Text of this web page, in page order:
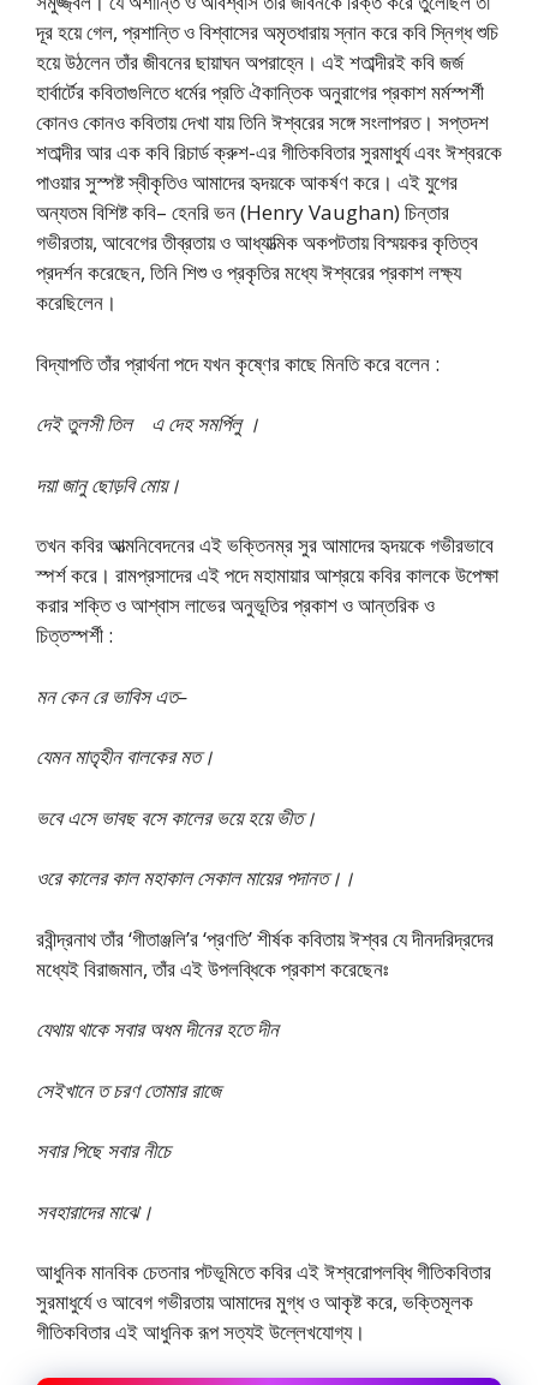
দূর হয়ে গেল, প্রশান্তি ও বিশ্বাসের অমৃতধারায় স্নান করে কবি স্নিগ্ধ শুচি
হয়ে উঠলেন তাঁর জীবনের ছায়াঘন অপরাহ্নে। এই শতাব্দীরই কবি জর্জ
হার্বার্টের কবিতাগুলিতে ধর্মের প্রতি ঐকান্তিক অনুরাগের প্রকাশ মর্মস্পর্শী
কোনও কোনও কবিতায় দেখা যায় তিনি ঈশ্বরের সঙ্গে সংলাপরত। সপ্তদশ
শতাব্দীর আর এক কবি রিচার্ড ক্রুশ-এর গীতিকবিতার সুরমাধুর্য এবং ঈশ্বরকে
পাওয়ার সুস্পষ্ট স্বীকৃতিও আমাদের হৃদয়কে আকর্ষণ করে। এই যুগের
অন্যতম বিশিষ্ট কবি– হেনরি ভন (Henry Vaughan) চিন্তার
গভীরতায়, আবেগের তীব্রতায় ও আধ্যাত্মিক অকপটতায় বিস্ময়কর কৃতিত্ব
প্রদর্শন করেছেন, তিনি শিশু ও প্রকৃতির মধ্যে ঈশ্বরের প্রকাশ লক্ষ্য
করেছিলেন।
বিদ্যাপতি তাঁর প্রার্থনা পদে যখন কৃষ্ণের কাছে মিনতি করে বলেন :
দেই তুলসী তিল এ দেহ সমর্পিলু ।
দয়া জানু ছোড়বি মোয়।
তখন কবির আত্মনিবেদনের এই ভক্তিনম্র সুর আমাদের হৃদয়কে গভীরভাবে
স্পর্শ করে। রামপ্রসাদের এই পদে মহামায়ার আশ্রয়ে কবির কালকে উপেক্ষা
করার শক্তি ও আশ্বাস লাভের অনুভূতির প্রকাশ ও আন্তরিক ও
চিত্তস্পর্শী :
মন কেন রে ভাবিস এত–
যেমন মাতৃহীন বালকের মত।
ভবে এসে ভাবছ বসে কালের ভয়ে হয়ে ভীত।
ওরে কালের কাল মহাকাল সেকাল মায়ের পদানত।।
রবীন্দ্রনাথ তাঁর ‘গীতাঞ্জলি’র ‘প্রণতি’ শীর্ষক কবিতায় ঈশ্বর যে দীনদরিদ্রদের
মধ্যেই বিরাজমান, তাঁর এই উপলব্ধিকে প্রকাশ করেছেনঃ
যেথায় থাকে সবার অধম দীনের হতে দীন
সেইখানে ত চরণ তোমার রাজে
সবার পিছে সবার নীচে
সবহারাদের মাঝে।
আধুনিক মানবিক চেতনার পটভূমিতে কবির এই ঈশ্বরোপলব্ধি গীতিকবিতার
সুরমাধুর্যে ও আবেগ গভীরতায় আমাদের মুগ্ধ ও আকৃষ্ট করে, ভক্তিমূলক
গীতিকবিতার এই আধুনিক রূপ সত্যই উল্লেখযোগ্য।